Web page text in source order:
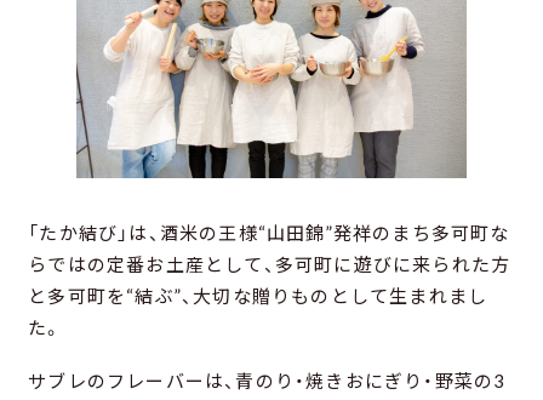
「たか結び」は、酒米の王様“山田錦”発祥のまち多可町な
らではの定番お土産として、多可町に遊びに来られた方
と多可町を“結ぶ”、大切な贈りものとして生まれまし
た。
サブレのフレーバーは、青のり・焼きおにぎり・野菜の3